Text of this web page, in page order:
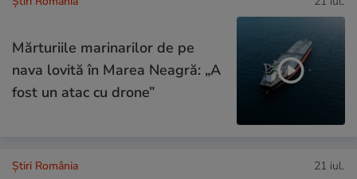
Mărturiile marinarilor de pe
nava lovită în Marea Neagră: „A
fost un atac cu drone”
Știri România 21 iul.